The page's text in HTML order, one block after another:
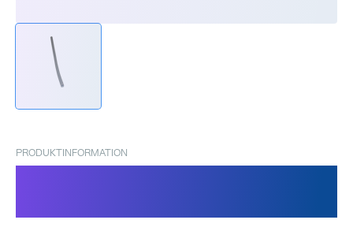
PRODUKTINFORMATION